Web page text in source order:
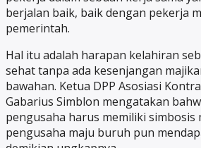
berjalan baik, baik dengan pekerja
pemerintah.
Hal itu adalah harapan kelahiran
sehat tanpa ada kesenjangan
bawahan. Ketua DPP Asosiasi
Gabarius Simblon mengatakan
pengusaha harus memiliki simbosis
pengusaha maju buruh pun